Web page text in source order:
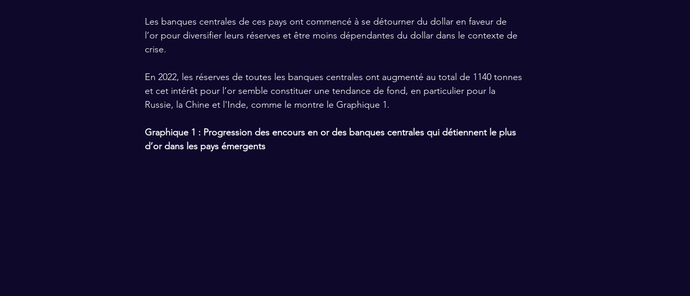
Les banques centrales de ces pays ont commencé à se détourner du dollar en faveur de
l’or pour diversifier leurs réserves et être moins dépendantes du dollar dans le contexte de
crise.
En 2022, les réserves de toutes les banques centrales ont augmenté au total de 1140 tonnes
et cet intérêt pour l’or semble constituer une tendance de fond, en particulier pour la
Russie, la Chine et l'Inde, comme le montre le Graphique 1.
Graphique 1 : Progression des encours en or des banques centrales qui détiennent le plus
d’or dans les pays émergents